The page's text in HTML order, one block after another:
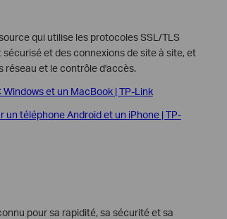
qui utilise les protocoles SSL/TLS
et des connexions de site à site, et
réseau et le contrôle d'accès.
et un MacBook | TP-Link
téléphone Android et un iPhone | TP-
pour sa rapidité, sa sécurité et sa